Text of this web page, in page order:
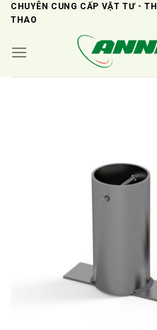
SkipCHUYÊN CUNG CẤP VẬT TƯ -
THAO